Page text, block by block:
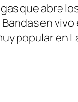
que abre
en vivo
popular en